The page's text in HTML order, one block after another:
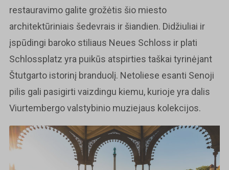
restauravimo galite grožėtis šio miesto
architektūriniais šedevrais ir šiandien. Didžiuliai ir
įspūdingi baroko stiliaus Neues Schloss ir plati
Schlossplatz yra puikūs atspirties taškai tyrinėjant
Štutgarto istorinį branduolį. Netoliese esanti Senoji
pilis gali pasigirti vaizdingu kiemu, kurioje yra dalis
Viurtembergo valstybinio muziejaus kolekcijos.